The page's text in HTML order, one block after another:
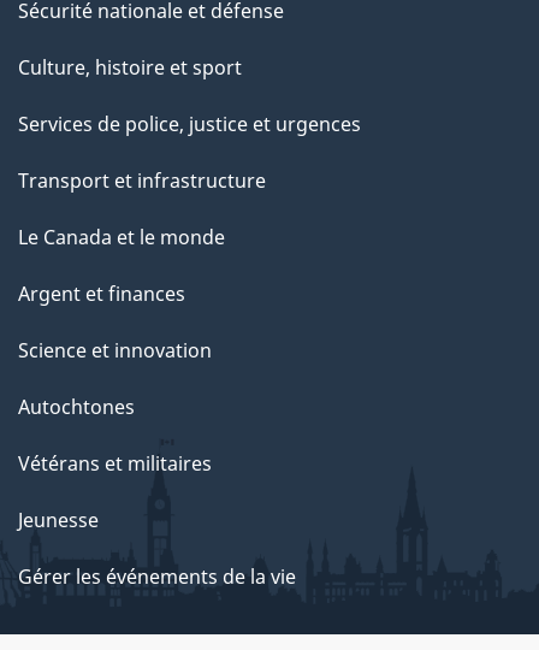
Sécurité nationale et défense
Culture, histoire et sport
Services de police, justice et urgences
Transport et infrastructure
Le Canada et le monde
Argent et finances
Science et innovation
Autochtones
Vétérans et militaires
Jeunesse
Gérer les événements de la vie